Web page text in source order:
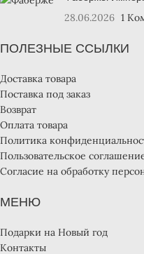
28.06.2026 1
ПОЛЕЗНЫЕ ССЫЛКИ
Доставка товара
Поставка под заказ
Возврат
Оплата товара
Политика
Пользовательское
Согласие на обработку
МЕНЮ
Подарки на Новый год
Контакты